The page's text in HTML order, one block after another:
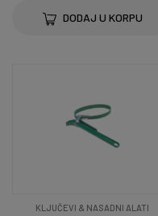
DODAJ U KORPU
KLJUČEVI & NASADNI ALATI